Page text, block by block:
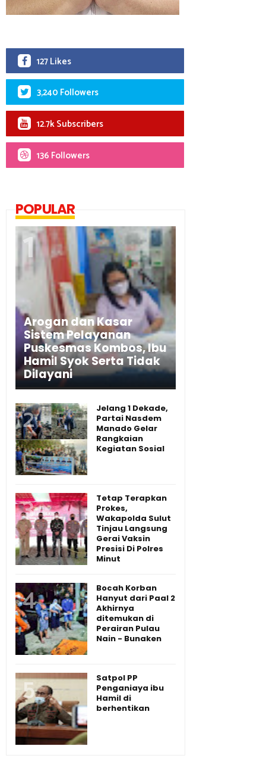
127 Likes
3,240 Followers
12.7k Subscribers
136 Followers
POPULAR
Arogan dan Kasar
Sistem Pelayanan
Puskesmas Kombos, Ibu
Hamil Syok Serta Tidak
Dilayani
Jelang 1 Dekade,
Partai Nasdem
Manado Gelar
Rangkaian
Kegiatan Sosial
Tetap Terapkan
Prokes,
Wakapolda Sulut
Tinjau Langsung
Gerai Vaksin
Presisi Di Polres
Minut
Bocah Korban
Hanyut dari Paal 2
Akhirnya
ditemukan di
Perairan Pulau
Nain - Bunaken
Satpol PP
Penganiaya ibu
Hamil di
berhentikan